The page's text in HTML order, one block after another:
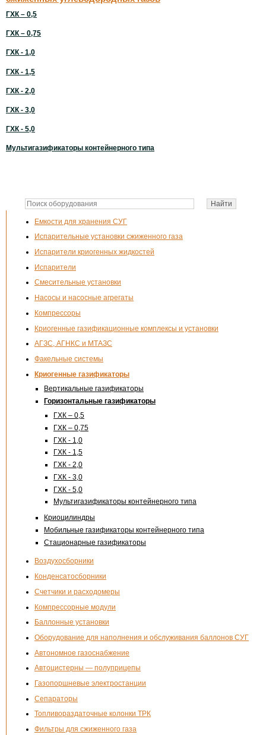
Емкости для хранения СУГ
Испарительные установки сжиженного газа
Испарители криогенных жидкостей
Испарители
Смесительные установки
Насосы и насосные агрегаты
Компрессоры
Криогенные газификационные комплексы и установки
АГЗС, АГНКС и МТАЗС
Факельные системы
Криогенные газификаторы
Вертикальные газификаторы
Горизонтальные газификаторы
ГХК – 0,5
ГХК – 0,75
ГХК - 1,0
ГХК - 1,5
ГХК - 2,0
ГХК - 3,0
ГХК - 5,0
Мультигазификаторы контейнерного типа
Криоцилиндры
Мобильные газификаторы контейнерного типа
Стационарные газификаторы
Воздухосборники
Конденсатосборники
Счетчики и расходомеры
Компрессорные модули
Баллонные установки
Оборудование для наполнения и обслуживания баллонов СУГ
Автономное газоснабжение
Автоцистерны — полуприцепы
Газопоршневые электростанции
Сепараторы
Топливораздаточные колонки ТРК
Фильтры для сжиженного газа
ГХК – 0,5
ГХК – 0,75
ГХК - 1,0
ГХК - 1,5
ГХК - 2,0
ГХК - 3,0
ГХК - 5,0
Мультигазификаторы контейнерного типа